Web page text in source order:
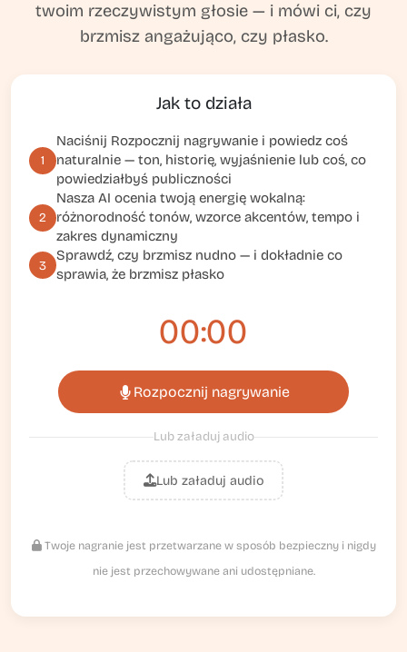
twoim rzeczywistym głosie — i mówi ci, czy
brzmisz angażująco, czy płasko.
Jak to działa
1
Naciśnij Rozpocznij nagrywanie i powiedz coś
naturalnie — ton, historię, wyjaśnienie lub coś, co
powiedziałbyś publiczności
2
Nasza AI ocenia twoją energię wokalną:
różnorodność tonów, wzorce akcentów, tempo i
zakres dynamiczny
3
Sprawdź, czy brzmisz nudno — i dokładnie co
sprawia, że brzmisz płasko
00:00
Rozpocznij nagrywanie
Lub załaduj audio
Lub załaduj audio
Twoje nagranie jest przetwarzane w sposób bezpieczny i nigdy
nie jest przechowywane ani udostępniane.